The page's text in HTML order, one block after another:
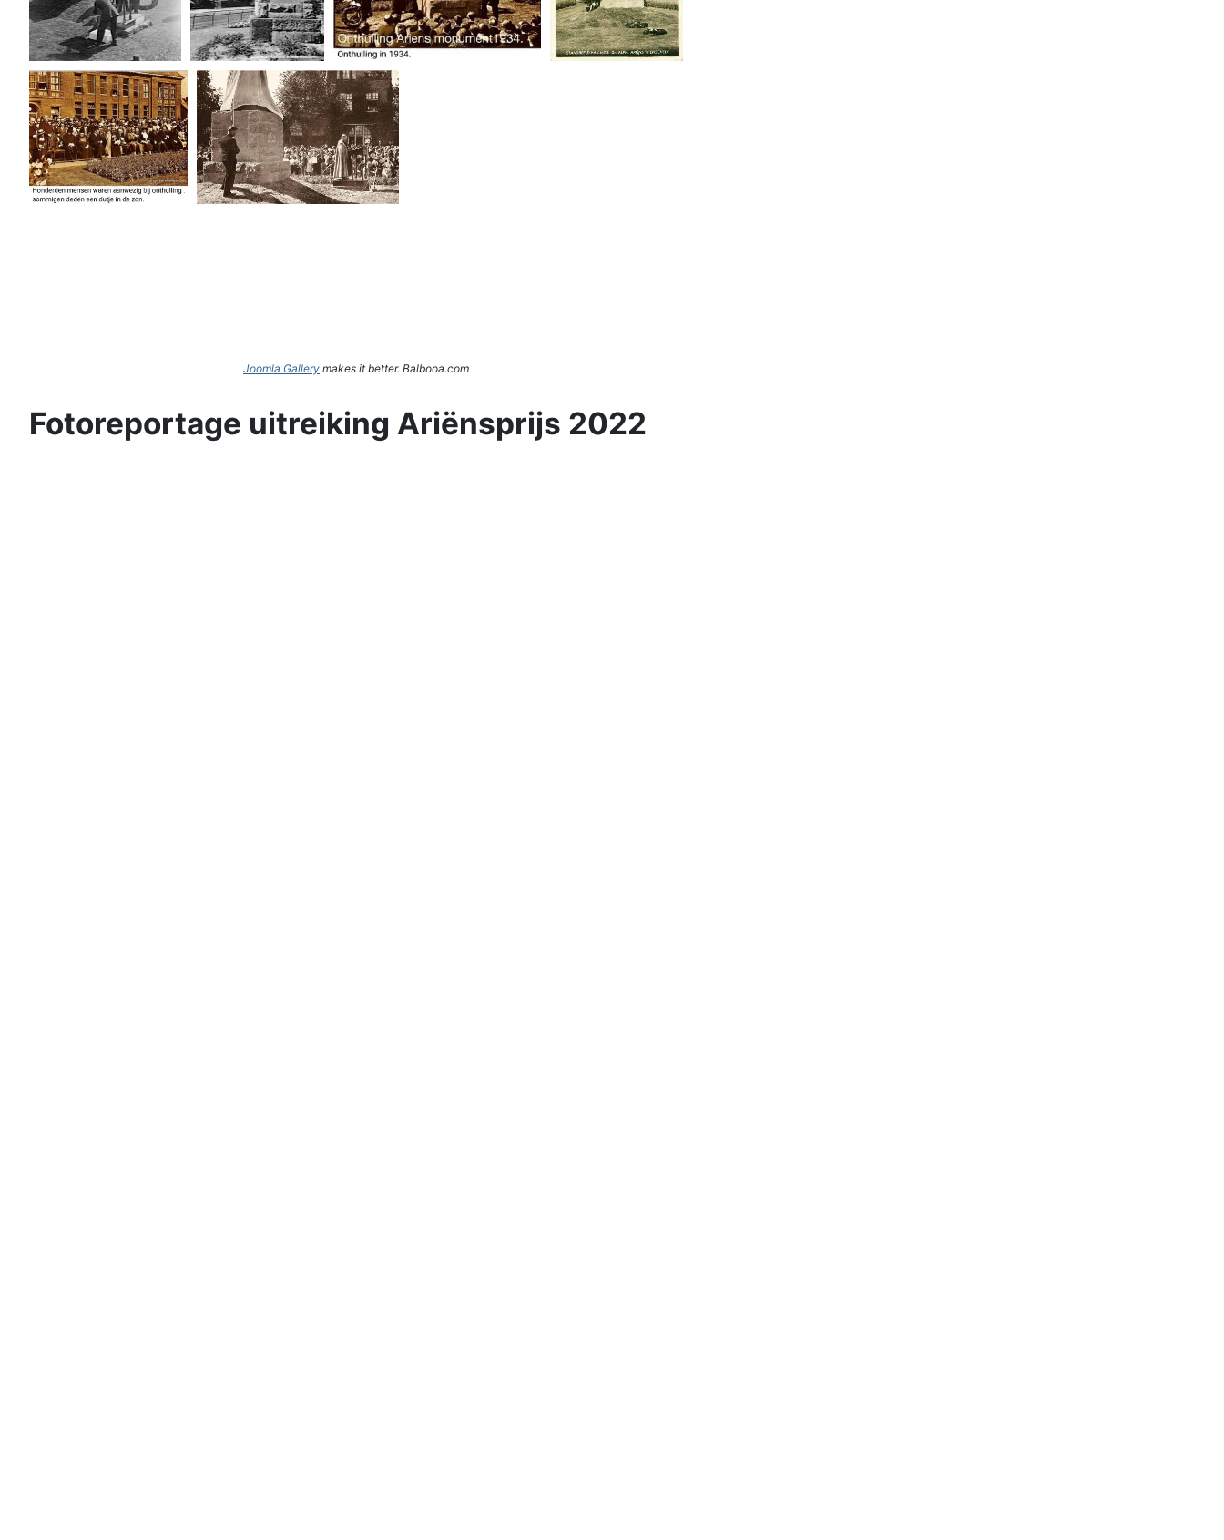
Joomla Gallery makes it better. Balbooa.com
Fotoreportage uitreiking Ariënsprijs 2022